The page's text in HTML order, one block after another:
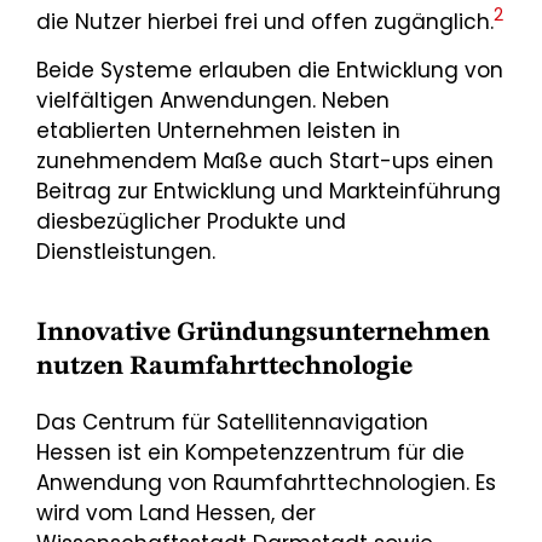
die Nutzer hierbei frei und offen zugänglich.2
Beide Systeme erlauben die Entwicklung von
vielfältigen Anwendungen. Neben
etablierten Unternehmen leisten in
zunehmendem Maße auch Start-ups einen
Beitrag zur Entwicklung und Markteinführung
diesbezüglicher Produkte und
Dienstleistungen.
Innovative Gründungsunternehmen
nutzen Raumfahrttechnologie
Das Centrum für Satellitennavigation
Hessen ist ein Kompetenzzentrum für die
Anwendung von Raumfahrttechnologien. Es
wird vom Land Hessen, der